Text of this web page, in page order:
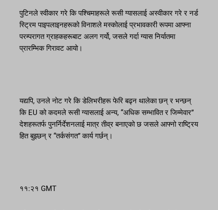
पुटिनले स्वीकार गरे कि पश्चिमाहरूले रूसी ग्यासलाई अस्वीकार गरे र नर्ड
स्ट्रिम पाइपलाइनहरूको विनाशले मस्कोलाई प्रभावकारी रूपमा आफ्ना
परम्परागत ग्राहकहरूबाट अलग गर्यो, जसले गर्दा ग्यास निर्यातमा
प्रारम्भिक गिरावट आयो।
यद्यपि, उनले नोट गरे कि डेलिभरीहरू फेरि बढ्न थालेका छन् र भन्छन्
कि EU को कदमले रूसी ग्यासलाई अन्य, “अधिक सम्भावित र जिम्मेवार”
देशहरूतर्फ पुनर्निर्देशनलाई मात्र तीव्र बनाएको छ जसले आफ्नो राष्ट्रिय
हित बुझ्छन् र “तर्कसंगत” कार्य गर्छन्।
११:२१ GMT